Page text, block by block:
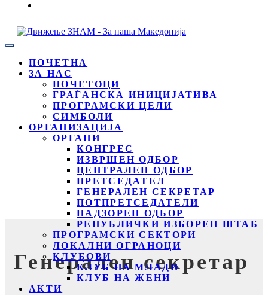
ПОЧЕТНА
ЗА НАС
ПОЧЕТОЦИ
ГРАЃАНСКА ИНИЦИЈАТИВА
ПРОГРАМСКИ ЦЕЛИ
СИМБОЛИ
ОРГАНИЗАЦИЈА
ОРГАНИ
КОНГРЕС
ИЗВРШЕН ОДБОР
ЦЕНТРАЛЕН ОДБОР
ПРЕТСЕДАТЕЛ
ГЕНЕРАЛЕН СЕКРЕТАР
ПОТПРЕТСЕДАТЕЛИ
НАДЗОРЕН ОДБОР
РЕПУБЛИЧКИ ИЗБОРЕН ШТАБ
ПРОГРАМСКИ СЕКТОРИ
ЛОКАЛНИ ОГРАНОЦИ
КЛУБОВИ
КЛУБ НА МЛАДИ
КЛУБ НА ЖЕНИ
АКТИ
Генерален секретар